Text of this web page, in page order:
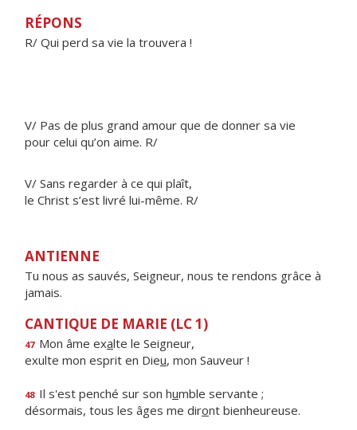
RÉPONS
R/ Qui perd sa vie la trouvera !
V/ Pas de plus grand amour que de donner sa vie
pour celui qu’on aime. R/
V/ Sans regarder à ce qui plaît,
le Christ s’est livré lui-même. R/
ANTIENNE
Tu nous as sauvés, Seigneur, nous te rendons grâce à
jamais.
CANTIQUE DE MARIE (LC 1)
47 Mon âme exalte le Seigneur,
exulte mon esprit en Dieu, mon Sauveur !
48 Il s'est penché sur son humble servante ;
désormais, tous les âges me diront bienheureuse.